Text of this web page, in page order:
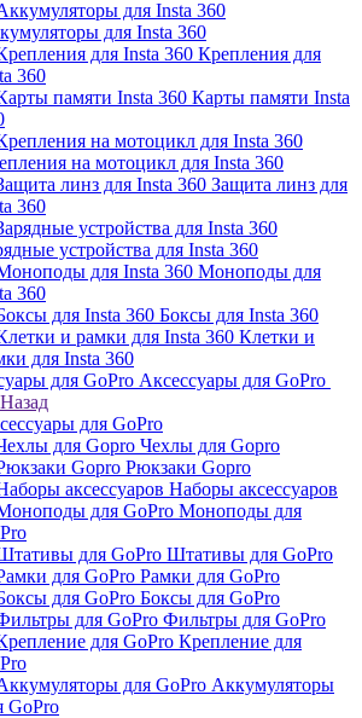
для Insta 360
Крепления для
360
Карты памяти Insta
на мотоцикл для Insta 360
Защита линз для
360
устройства для Insta 360
Моноподы для
360
Боксы для Insta 360
Клетки и
для Insta 360
Аксессуары для GoPro
Назад
для GoPro
Чехлы для Gopro
Рюкзаки Gopro
Наборы аксессуаров
Моноподы для
Штативы для GoPro
Рамки для GoPro
Боксы для GoPro
Фильтры для GoPro
Крепление для
Аккумуляторы
GoPro